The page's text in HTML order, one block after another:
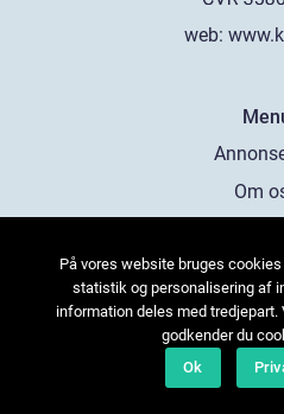
web:
Om
På vores website bruges
statistik og personalisering af
information deles med
godkender du
Ok